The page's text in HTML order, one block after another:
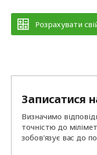
Розрахувати
Записатися
Визначимо
точністю до
зобов'язує вас до